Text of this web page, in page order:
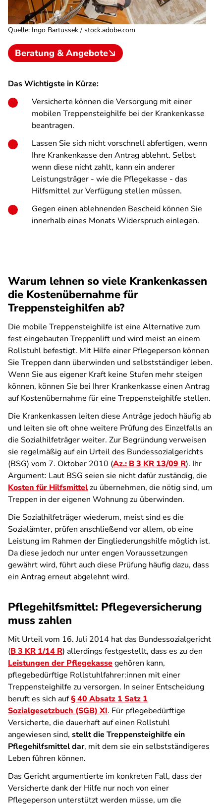
Quelle: Ingo Bartussek / stock.adobe.com
Beratung & Angebote
Das Wichtigste in Kürze:
Versicherte können die Versorgung mit einer
mobilen Treppensteighilfe bei der Krankenkasse
beantragen.
Lassen Sie sich nicht vorschnell abfertigen, wenn
Ihre Krankenkasse den Antrag ablehnt. Selbst
wenn diese nicht zahlt, kann ein anderer
Leistungsträger - wie die Pflegekasse - das
Hilfsmittel zur Verfügung stellen müssen.
Gegen einen ablehnenden Bescheid können Sie
innerhalb eines Monats Widerspruch einlegen.
Warum lehnen so viele Krankenkassen
die Kostenübernahme für
Treppensteighilfen ab?
Die mobile Treppensteighilfe ist eine Alternative zum
fest eingebauten Treppenlift und wird meist an einem
Rollstuhl befestigt. Mit Hilfe einer Pflegeperson können
Sie Treppen dann überwinden und selbstständiger leben.
Wenn Sie aus eigener Kraft keine Stufen mehr steigen
können, können Sie bei Ihrer Krankenkasse einen Antrag
auf Kostenübernahme für eine Treppensteighilfe stellen.
Die Krankenkassen leiten diese Anträge jedoch häufig ab
und leiten sie oft ohne weitere Prüfung des Einzelfalls an
die Sozialhilfeträger weiter. Zur Begründung verweisen
sie regelmäßig auf ein Urteil des Bundessozialgerichts
(BSG) vom 7. Oktober 2010 (Az.: B 3 KR 13/09 R). Ihr
Argument: Laut BSG seien sie nicht dafür zuständig, die
Kosten für Hilfsmittelzu übernehmen, die nötig sind, um
Treppen in der eigenen Wohnung zu überwinden.
Die Sozialhilfeträger wiederum, meist sind es die
Sozialämter, prüfen anschließend vor allem, ob eine
Leistung im Rahmen der Eingliederungshilfe möglich ist.
Da diese jedoch nur unter engen Voraussetzungen
gewährt wird, führt auch diese Prüfung häufig dazu, dass
ein Antrag erneut abgelehnt wird.
Pflegehilfsmittel: Pflegeversicherung
muss zahlen
Mit Urteil vom 16. Juli 2014 hat das Bundessozialgericht
(B 3 KR 1/14 R) allerdings festgestellt, dass es zu den
Leistungen der Pflegekassegehören kann,
pflegebedürftige Rollstuhlfahrer:innen mit einer
Treppensteighilfe zu versorgen. In seiner Entscheidung
beruft es sich auf§ 40 Absatz 1 Satz 1
Sozialgesetzbuch (SGB) XI. Für pflegebedürftige
Versicherte, die dauerhaft auf einen Rollstuhl
angewiesen sind, stellt die Treppensteighilfe ein
Pflegehilfsmittel dar, mit dem sie ein selbstständigeres
Leben führen können.
Das Gericht argumentierte im konkreten Fall, dass der
Versicherte dank der Hilfe nur noch von einer
Pflegeperson unterstützt werden müsse, um die